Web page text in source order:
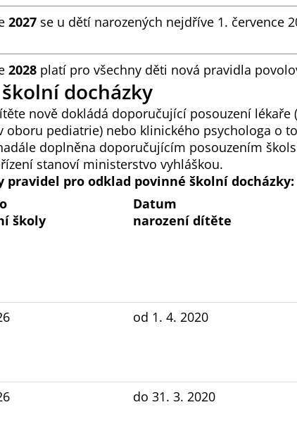
2027 se u dětí narozených nejdříve 1. července
2028 platí pro všechny děti nová pravidla
docházky
nově dokládá doporučující posouzení
pediatrie) nebo klinického psychologa o
doplněna doporučujícím posouzením
stanoví ministerstvo vyhláškou.
pro odklad povinné školní docházky:
školy
Datum
narození dítěte
od 1. 4. 2020
do 31. 3. 2020